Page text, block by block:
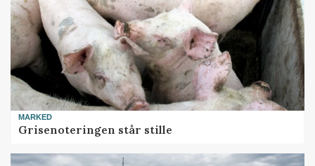
MARKED
Grisenoteringen står stille